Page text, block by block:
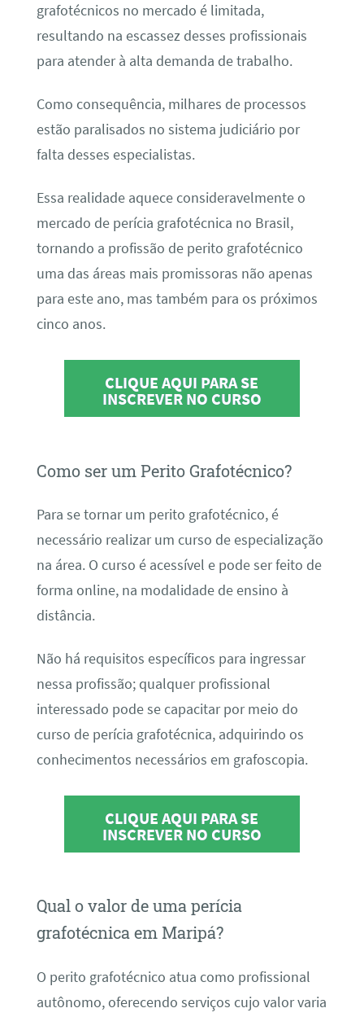
grafotécnicos no mercado é limitada,
resultando na escassez desses profissionais
para atender à alta demanda de trabalho.
Como consequência, milhares de processos
estão paralisados no sistema judiciário por
falta desses especialistas.
Essa realidade aquece consideravelmente o
mercado de perícia grafotécnica no Brasil,
tornando a profissão de perito grafotécnico
uma das áreas mais promissoras não apenas
para este ano, mas também para os próximos
cinco anos.
CLIQUE AQUI PARA SE
INSCREVER NO CURSO
Como ser um Perito Grafotécnico?
Para se tornar um perito grafotécnico, é
necessário realizar um curso de especialização
na área. O curso é acessível e pode ser feito de
forma online, na modalidade de ensino à
distância.
Não há requisitos específicos para ingressar
nessa profissão; qualquer profissional
interessado pode se capacitar por meio do
curso de perícia grafotécnica, adquirindo os
conhecimentos necessários em grafoscopia.
CLIQUE AQUI PARA SE
INSCREVER NO CURSO
Qual o valor de uma perícia
grafotécnica em Maripá?
O perito grafotécnico atua como profissional
autônomo, oferecendo serviços cujo valor varia